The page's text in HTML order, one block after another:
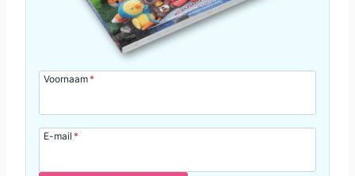
Voornaam*
E-mail *